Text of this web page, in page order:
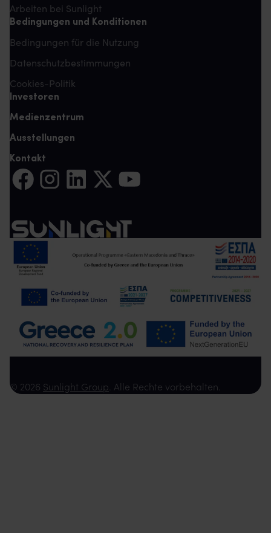
Arbeiten bei Sunlight
Bedingungen und Konditionen
Bedingungen für die Nutzung
Datenschutzbestimmungen
Cookies-Politik
Investoren
Medienzentrum
Ausstellungen
Kontakt
Auf Facebook teilen (Es öffnet sich eine neue Registerkarte)
Auf Instagram teilen (Es öffnet sich eine neue
Auf LinkedIn teilen (Es öffnet sich eine neue
Auf Twitter teilen (Es öffnet sich eine
Auf YouTube teilen (Es öffnet sich
© 2026 Sunlight Group. Alle Rechte vorbehalten.